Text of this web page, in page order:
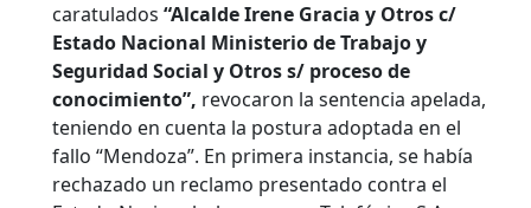
caratulados “Alcalde Irene Gracia y Otros c/
Estado Nacional Ministerio de Trabajo y
Seguridad Social y Otros s/ proceso de
conocimiento”, revocaron la sentencia apelada,
teniendo en cuenta la postura adoptada en el
fallo “Mendoza”. En primera instancia, se había
rechazado un reclamo presentado contra el